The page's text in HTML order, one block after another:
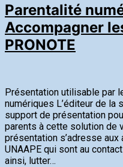
Parentalité
Accompagner
PRONOTE
Présentation utilisable par
numériques L’éditeur de la
support de présentation
parents à cette solution de
présentation s’adresse
UNAAPE qui sont au
ainsi, lutter…